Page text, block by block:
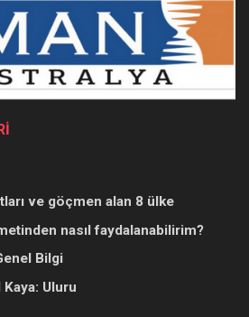
ve göçmen alan 8 ülke
nasıl faydalanabilirim?
Bilgi
Uluru